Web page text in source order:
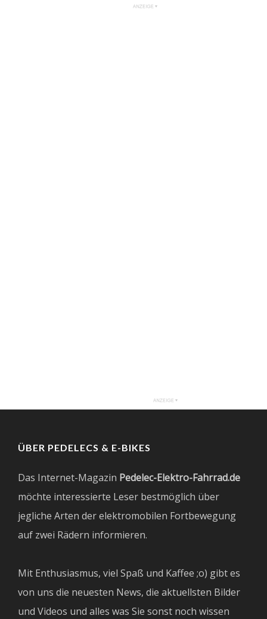
ÜBER PEDELECS & E-BIKES
Das Internet-Magazin Pedelec-Elektro-Fahrrad.de
möchte interessierte Leser bestmöglich über
jegliche Arten der elektromobilen Fortbewegung
auf zwei Rädern informieren.
Mit Enthusiasmus, viel Spaß und Kaffee ;o) gibt es
von uns die neuesten News, die aktuellsten Bilder
und Videos und alles was Sie sonst noch wissen